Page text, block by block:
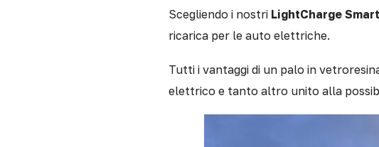
Scegliendo i nostri LightCharge
ricarica per le auto elettriche.
Tutti i vantaggi di un palo in
elettrico e tanto altro unito alla